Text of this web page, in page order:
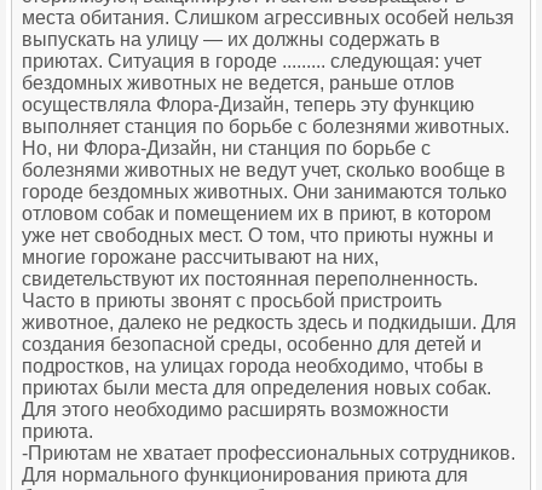
места обитания. Слишком агрессивных особей нельзя
выпускать на улицу — их должны содержать в
приютах. Ситуация в городе ......... следующая: учет
бездомных животных не ведется, раньше отлов
осуществляла Флора-Дизайн, теперь эту функцию
выполняет станция по борьбе с болезнями животных.
Но, ни Флора-Дизайн, ни станция по борьбе с
болезнями животных не ведут учет, сколько вообще в
городе бездомных животных. Они занимаются только
отловом собак и помещением их в приют, в котором
уже нет свободных мест. О том, что приюты нужны и
многие горожане рассчитывают на них,
свидетельствуют их постоянная переполненность.
Часто в приюты звонят с просьбой пристроить
животное, далеко не редкость здесь и подкидыши. Для
создания безопасной среды, особенно для детей и
подростков, на улицах города необходимо, чтобы в
приютах были места для определения новых собак.
Для этого необходимо расширять возможности
приюта.
-Приютам не хватает профессиональных сотрудников.
Для нормального функционирования приюта для